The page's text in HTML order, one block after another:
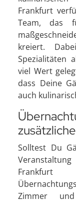
Frankfurt
Team, das
kreiert.
Spezialitäten
viel Wert
dass Deine
auch
Solltest Du
Zimmer